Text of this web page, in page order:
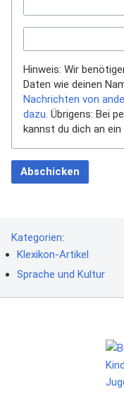
Hinweis: Wir
Daten wie deinen
Nachrichten von
dazu. Übrigens: Bei
kannst du dich an ein
Abschicken
Kategorien:
Klexikon-Artikel
Sprache und Kultur